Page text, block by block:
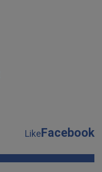
LikeFacebook